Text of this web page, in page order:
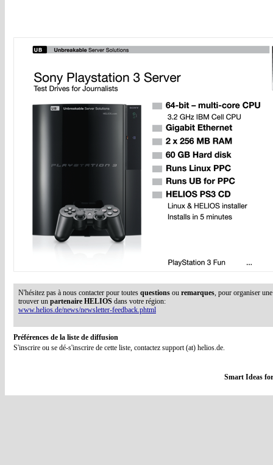
Préférences de la liste de diffusion
S'inscrire ou se dé-s'inscrire de cette liste, contactez support (at) helios.de.
Smart Ideas
N'hésitez pas à nous contacter pour toutes questions ou remarques, pour organiser
trouver un partenaire HELIOS dans votre région:
www.helios.de/news/newsletter-feedback.phtml